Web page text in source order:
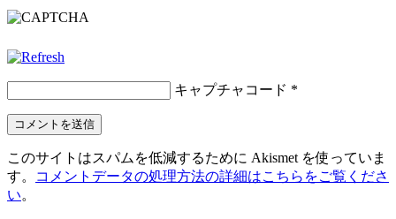
キャプチャコード *
このサイトはスパムを低減するために Akismet を使っていま
す。
コメントデータの処理方法の詳細はこちらをご覧くださ
い。